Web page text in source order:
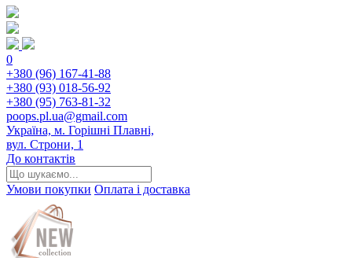
0
+380 (96) 167-41-88
+380 (93) 018-56-92
+380 (95) 763-81-32
poops.pl.ua@gmail.com
Україна, м. Горішні Плавні,
вул. Строни, 1
До контактів
Умови покупки Оплата і доставка